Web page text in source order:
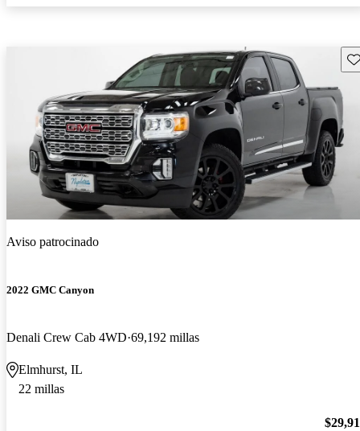
Aviso patrocinado
2022 GMC Canyon
Denali Crew Cab 4WD 69,192 millas
Elmhurst, IL
22 millas